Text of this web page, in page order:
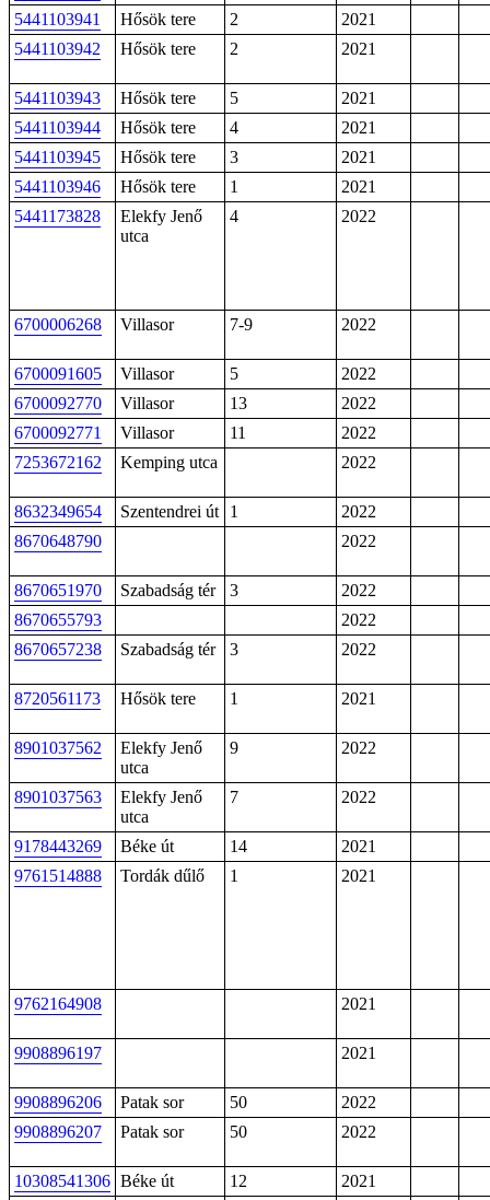
5441103941
Hősök tere 2
2021
5441103942
Hősök tere 2 2021
5441103943 Hősök tere 5
2021
5441103944
Hősök tere 4
2021
5441103945
Hősök tere 3
2021
5441103946
Hősök tere 1
2021
5441173828
Elekfy Jenő
utca
4 2022
6700006268 Villasor 7-9 2022
6700091605 Villasor 5
2022
6700092770
Villasor 13
2022
6700092771
Villasor 11
2022
7253672162
Kemping utca 2022
8632349654 Szentendrei út 1
2022
8670648790
2022
8670651970 Szabadság tér 3
2022
8670655793
2022
8670657238
Szabadság tér 3 2022
8720561173 Hősök tere 1 2021
8901037562
Elekfy Jenő
utca
9 2022
8901037563
Elekfy Jenő
utca
7 2022
9178443269 Béke út 14
2021
9761514888
Tordák dűlő 1 2021
9762164908 2021
9908896197 2021
9908896206 Patak sor 50
2022
9908896207
Patak sor 50 2022
10308541306 Béke út 12
2021